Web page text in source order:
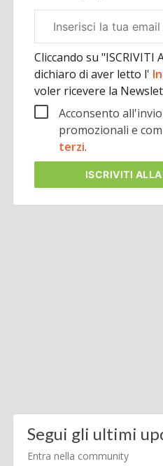
aziendale
Cliccando su "ISCRIVITI
dichiaro di aver letto l'
voler ricevere la
Acconsento
promozionali e
terzi.
ISCRIVITI
Segui gli ultimi
Entra nella community